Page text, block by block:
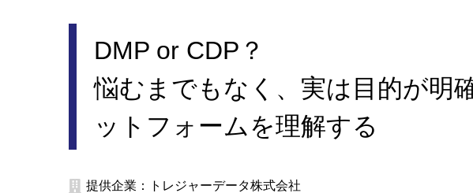
DMP or CDP？
悩むまでもなく、実は目的が明
ットフォームを理解する
提供企業：トレジャーデータ株式会社